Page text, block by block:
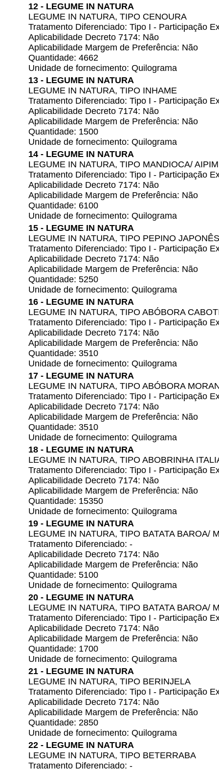
12 - LEGUME IN NATURA
LEGUME IN NATURA, TIPO CENOURA
Tratamento Diferenciado: Tipo I - Participação
Aplicabilidade Decreto 7174: Não
Aplicabilidade Margem de Preferência: Não
Quantidade: 4662
Unidade de fornecimento: Quilograma
13 - LEGUME IN NATURA
LEGUME IN NATURA, TIPO INHAME
Tratamento Diferenciado: Tipo I - Participação
Aplicabilidade Decreto 7174: Não
Aplicabilidade Margem de Preferência: Não
Quantidade: 1500
Unidade de fornecimento: Quilograma
14 - LEGUME IN NATURA
LEGUME IN NATURA, TIPO MANDIOCA/ AIPIM
Tratamento Diferenciado: Tipo I - Participação
Aplicabilidade Decreto 7174: Não
Aplicabilidade Margem de Preferência: Não
Quantidade: 6100
Unidade de fornecimento: Quilograma
15 - LEGUME IN NATURA
LEGUME IN NATURA, TIPO PEPINO JAPONÊS
Tratamento Diferenciado: Tipo I - Participação
Aplicabilidade Decreto 7174: Não
Aplicabilidade Margem de Preferência: Não
Quantidade: 5250
Unidade de fornecimento: Quilograma
16 - LEGUME IN NATURA
LEGUME IN NATURA, TIPO ABÓBORA
Tratamento Diferenciado: Tipo I - Participação
Aplicabilidade Decreto 7174: Não
Aplicabilidade Margem de Preferência: Não
Quantidade: 3510
Unidade de fornecimento: Quilograma
17 - LEGUME IN NATURA
LEGUME IN NATURA, TIPO ABÓBORA
Tratamento Diferenciado: Tipo I - Participação
Aplicabilidade Decreto 7174: Não
Aplicabilidade Margem de Preferência: Não
Quantidade: 3510
Unidade de fornecimento: Quilograma
18 - LEGUME IN NATURA
LEGUME IN NATURA, TIPO ABOBRINHA
Tratamento Diferenciado: Tipo I - Participação
Aplicabilidade Decreto 7174: Não
Aplicabilidade Margem de Preferência: Não
Quantidade: 15350
Unidade de fornecimento: Quilograma
19 - LEGUME IN NATURA
LEGUME IN NATURA, TIPO BATATA BAROA/
Tratamento Diferenciado: -
Aplicabilidade Decreto 7174: Não
Aplicabilidade Margem de Preferência: Não
Quantidade: 5100
Unidade de fornecimento: Quilograma
20 - LEGUME IN NATURA
LEGUME IN NATURA, TIPO BATATA BAROA/
Tratamento Diferenciado: Tipo I - Participação
Aplicabilidade Decreto 7174: Não
Aplicabilidade Margem de Preferência: Não
Quantidade: 1700
Unidade de fornecimento: Quilograma
21 - LEGUME IN NATURA
LEGUME IN NATURA, TIPO BERINJELA
Tratamento Diferenciado: Tipo I - Participação
Aplicabilidade Decreto 7174: Não
Aplicabilidade Margem de Preferência: Não
Quantidade: 2850
Unidade de fornecimento: Quilograma
22 - LEGUME IN NATURA
LEGUME IN NATURA, TIPO BETERRABA
Tratamento Diferenciado: -